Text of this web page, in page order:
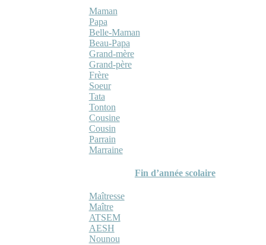
Maman
Papa
Belle-Maman
Beau-Papa
Grand-mère
Grand-père
Frère
Soeur
Tata
Tonton
Cousine
Cousin
Parrain
Marraine
Fin d’année scolaire
Maîtresse
Maître
ATSEM
AESH
Nounou